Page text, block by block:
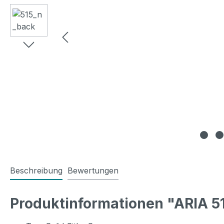
Beschreibung Bewertungen
Produktinformationen "ARIA